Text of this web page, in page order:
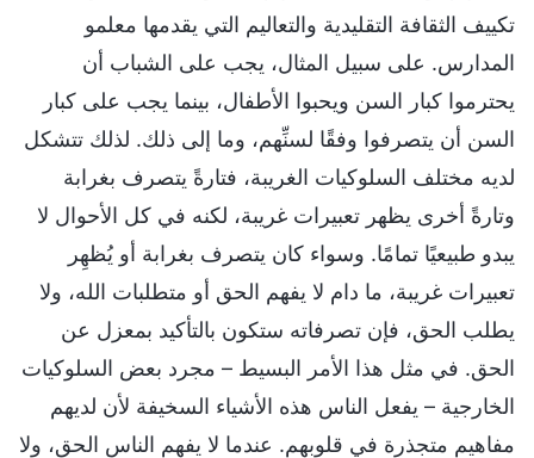
تكييف الثقافة التقليدية والتعاليم التي يقدمها معلمو
المدارس. على سبيل المثال، يجب على الشباب أن
يحترموا كبار السن ويحبوا الأطفال، بينما يجب على كبار
السن أن يتصرفوا وفقًا لسنِّهم، وما إلى ذلك. لذلك تتشكل
لديه مختلف السلوكيات الغريبة، فتارةً يتصرف بغرابة
وتارةً أخرى يظهر تعبيرات غريبة، لكنه في كل الأحوال لا
يبدو طبيعيًا تمامًا. وسواء كان يتصرف بغرابة أو يُظهِر
تعبيرات غريبة، ما دام لا يفهم الحق أو متطلبات الله، ولا
يطلب الحق، فإن تصرفاته ستكون بالتأكيد بمعزل عن
الحق. في مثل هذا الأمر البسيط – مجرد بعض السلوكيات
الخارجية – يفعل الناس هذه الأشياء السخيفة لأن لديهم
مفاهيم متجذرة في قلوبهم. عندما لا يفهم الناس الحق، ولا